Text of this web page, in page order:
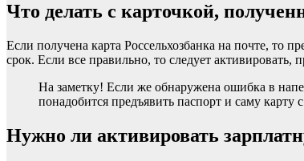
Что делать с карточкой,
Если получена карта Россельхозбанка на почте, то
срок. Если все правильно, то следует
На заметку! Если же обнаружена ошибка в
понадобится предъявить паспорт и саму карту
Нужно ли активировать